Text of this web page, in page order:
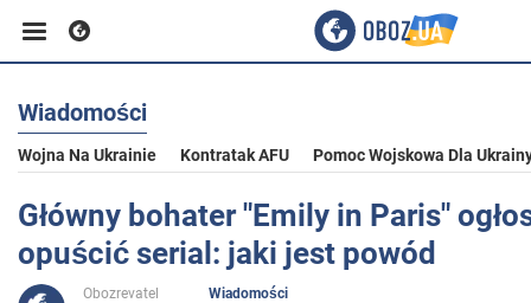
Biznes
Sport
Rozrywka
Wiadomości
Wojna Na Ukrainie Kontratak AFU Pomoc Wojskowa Dla
Główny bohater "Emily in Paris"
opuścić serial: jaki jest powód
Obozrevatel
Wiadomości